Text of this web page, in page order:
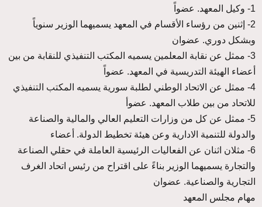
1- وكيل المعهد. عضواً
2- إثنين من رؤساء الأقسام في المعهد يسميهما الوزير سنوياً
وبشكل دوري. عضوان
3- ممثل عن نقابة المعلمين يسميه المكتب التنفيذي للنقابة من بين
أعضاء الهيئة التدريسية في المعهد. عضواً
4- ممثل عن الاتحاد الوطني لطلبة سورية يسميه المكتب التنفيذي
للاتحاد من بين طلاب المعهد. عضوأ
5- ممثل عن كل من وزارات التعليم العالي والمالية والصناعة
والدولة للتنمية الادارية وعن هيئة تخطيط الدولة. أعضاء
6- مثلان اثنان عن الفعاليات الرئيسية العاملة في حقلي الصناعة
والتجارة يسميهما الوزير بناءً على اقتراح من رئيس اتحاد الغرف
التجارية والصناعية. عضوان
مهام مجلس المعهد